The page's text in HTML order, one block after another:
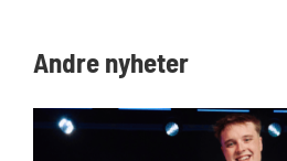
Andre nyheter